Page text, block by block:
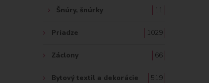
Šnúry, šnúrky 11
Priadze 1029
Záclony 66
Bytový textil a dekorácie 519